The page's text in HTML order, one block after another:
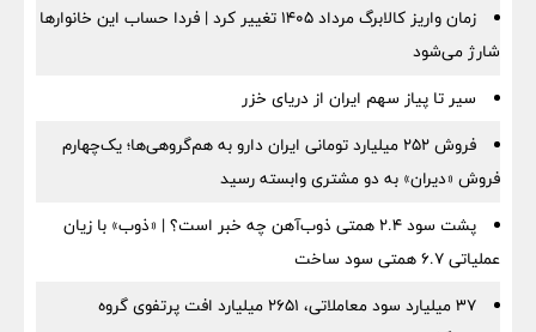
زمان واریز کالابرگ مرداد ۱۴۰۵ تغییر کرد | فردا حساب این خانوارها
شارژ می‌شود
سیر تا پیاز سهم ایران از دریای خزر
فروش ۲۵۲ میلیارد تومانی ایران دارو به هم‌گروهی‌ها؛ یک‌چهارم
فروش «دیران» به دو مشتری وابسته رسید
پشت سود ۲.۴ همتی ذوب‌آهن چه خبر است؟ | «ذوب» با زیان
عملیاتی ۶.۷ همتی سود ساخت
۳۷ میلیارد سود معاملاتی، ۲۶۵۱ میلیارد افت پرتفوی گروه